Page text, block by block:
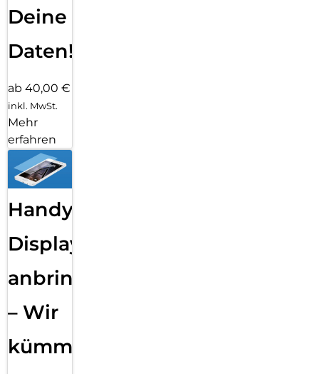
Deine
Daten!
ab 40,00 €
inkl. MwSt.
Mehr
erfahren
Handy
Displayfolie
anbringen
– Wir
kümmern